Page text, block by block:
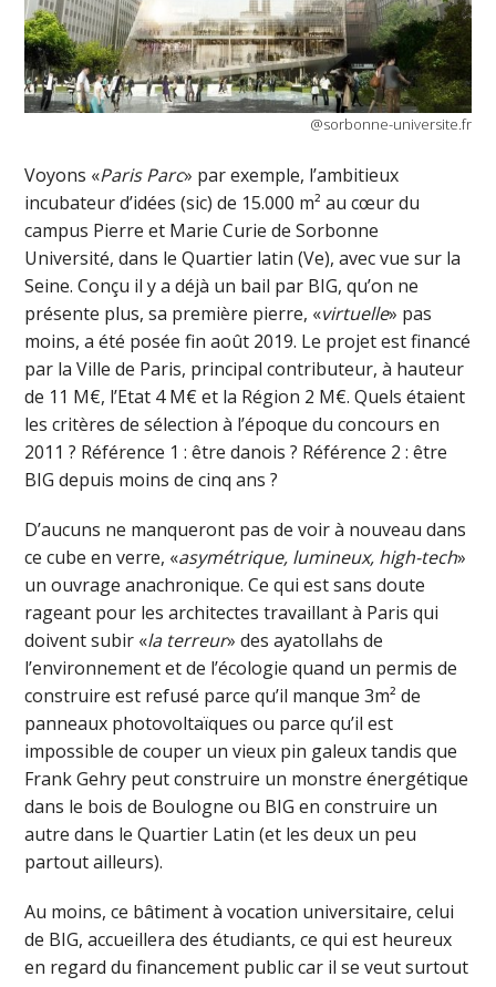
@sorbonne-universite.fr
Voyons «Paris Parc» par exemple, l’ambitieux
incubateur d’idées (sic) de 15.000 m² au cœur du
campus Pierre et Marie Curie de Sorbonne
Université, dans le Quartier latin (Ve), avec vue sur la
Seine. Conçu il y a déjà un bail par BIG, qu’on ne
présente plus, sa première pierre, «virtuelle» pas
moins, a été posée fin août 2019. Le projet est financé
par la Ville de Paris, principal contributeur, à hauteur
de 11 M€, l’Etat 4 M€ et la Région 2 M€. Quels étaient
les critères de sélection à l’époque du concours en
2011 ? Référence 1 : être danois ? Référence 2 : être
BIG depuis moins de cinq ans ?
D’aucuns ne manqueront pas de voir à nouveau dans
ce cube en verre, «asymétrique, lumineux, high-tech»
un ouvrage anachronique. Ce qui est sans doute
rageant pour les architectes travaillant à Paris qui
doivent subir «la terreur» des ayatollahs de
l’environnement et de l’écologie quand un permis de
construire est refusé parce qu’il manque 3m² de
panneaux photovoltaïques ou parce qu’il est
impossible de couper un vieux pin galeux tandis que
Frank Gehry peut construire un monstre énergétique
dans le bois de Boulogne ou BIG en construire un
autre dans le Quartier Latin (et les deux un peu
partout ailleurs).
Au moins, ce bâtiment à vocation universitaire, celui
de BIG, accueillera des étudiants, ce qui est heureux
en regard du financement public car il se veut surtout